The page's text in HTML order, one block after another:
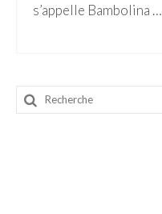
Corée du Sud
s’appelle Bambolina …
Rechercher
: